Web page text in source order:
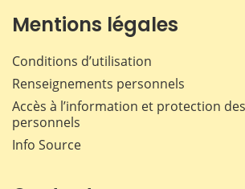
Mentions légales
Conditions d’utilisation
Renseignements personnels
Accès à l’information et protection
personnels
Info Source